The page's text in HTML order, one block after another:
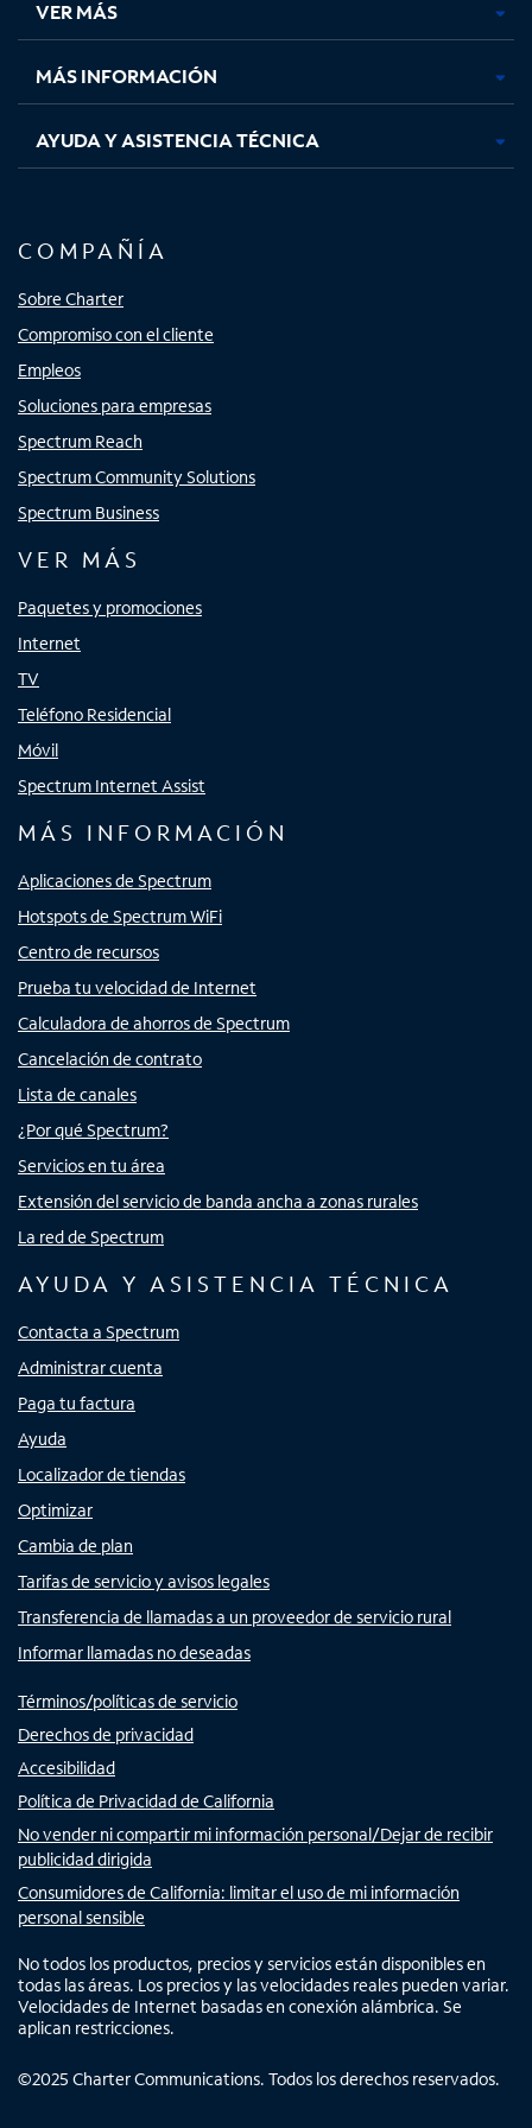
pestaña
nueva
pestaña
nueva
pestaña
nuevanueva
VER MÁS
MÁS INFORMACIÓN
AYUDA Y ASISTENCIA TÉCNICA
COMPAÑÍA
Sobre Charter
Compromiso con el cliente
Empleos
Soluciones para empresas
Spectrum Reach
Spectrum Community Solutions
Spectrum Business
VER MÁS
Paquetes y promociones
Internet
TV
Teléfono Residencial
Móvil
Spectrum Internet Assist
MÁS INFORMACIÓN
Aplicaciones de Spectrum
Hotspots de Spectrum WiFi
Centro de recursos
Prueba tu velocidad de Internet
Calculadora de ahorros de Spectrum
Cancelación de contrato
Lista de canales
¿Por qué Spectrum?
Servicios en tu área
Extensión del servicio de banda ancha a zonas rurales
La red de Spectrum
AYUDA Y ASISTENCIA TÉCNICA
Contacta a Spectrum
Administrar cuenta
Paga tu factura
Ayuda
Localizador de tiendas
Optimizar
Cambia de plan
Tarifas de servicio y avisos legales
Transferencia de llamadas a un proveedor de servicio rural
Informar llamadas no deseadas
Términos/políticas de servicio
Derechos de privacidad
Accesibilidad
Política de Privacidad de California
No vender ni compartir mi información personal/Dejar de recibir
publicidad dirigida
Consumidores de California: limitar el uso de mi información
personal sensible
No todos los productos, precios y servicios están disponibles en
todas las áreas. Los precios y las velocidades reales pueden variar.
Velocidades de Internet basadas en conexión alámbrica. Se
aplican restricciones.
©2025 Charter Communications. Todos los derechos reservados.